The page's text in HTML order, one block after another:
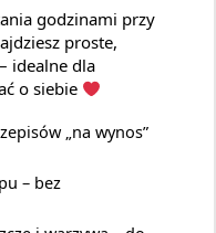
godzinami przy
proste,
idealne dla
o siebie
„na wynos”
– bez